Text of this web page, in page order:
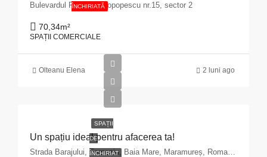
ÎNCHIRIATĂ
Bulevardul Pache Protopopescu nr.15, sector 2
70,34m²
SPAȚII COMERCIALE
Olteanu Elena 2 luni ago
SPAȚII
DE
ÎNCHIRIAT
Un spațiu ideal pentru afacerea ta!
Strada Barajului, Ferneziu, Baia Mare, Maramureș, Romania